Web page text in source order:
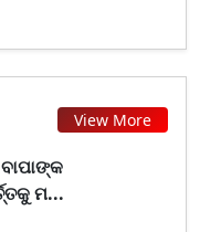
View More
ମ...